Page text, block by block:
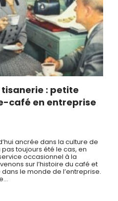
: petite
café en entreprise
ancrée dans la culture de
toujours été le cas, en
occasionnel à la
sur l’histoire du café et
le monde de l’entreprise.